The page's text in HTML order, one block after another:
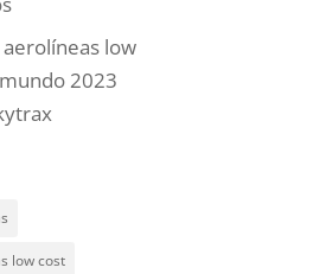
low
2023
low cost